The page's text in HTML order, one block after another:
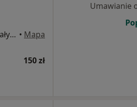
Doktor Ireny Białówny 11/lok 105, Białystok • Mapa
150 zł
Umawianie